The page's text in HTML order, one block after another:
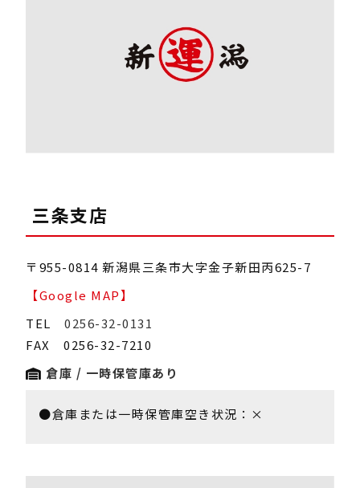
三条支店
〒955-0814 新潟県三条市大字金子新田丙625-7
【Google MAP】
TEL 0256-32-0131
FAX 0256-32-7210
倉庫 / 一時保管庫あり
●倉庫または一時保管庫空き状況：×